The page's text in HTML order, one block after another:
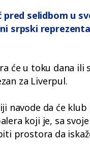
pred selidbom u
srpski
će u toku dana
za Liverpul.
navode da će
koji je, sa
prostora da